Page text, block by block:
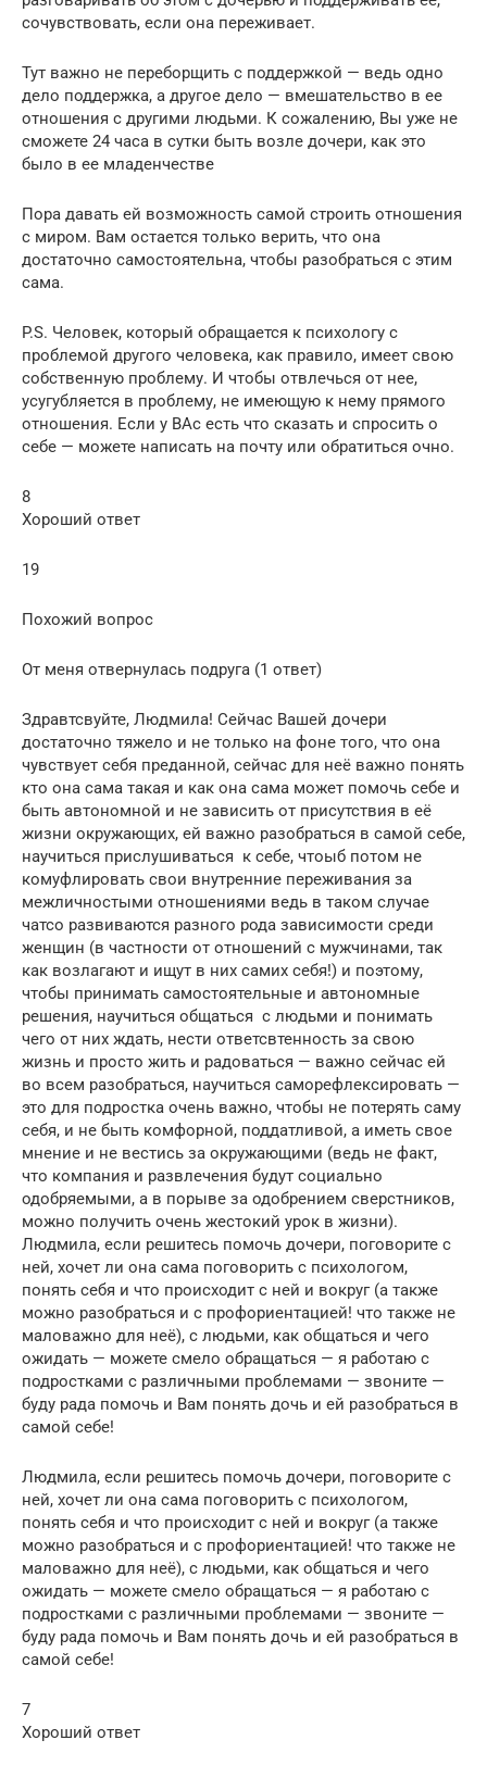
сочувствовать, если она переживает.
Тут важно не переборщить с поддержкой — ведь одно
дело поддержка, а другое дело — вмешательство в ее
отношения с другими людьми. К сожалению, Вы уже не
сможете 24 часа в сутки быть возле дочери, как это
было в ее младенчестве
Пора давать ей возможность самой строить отношения
с миром. Вам остается только верить, что она
достаточно самостоятельна, чтобы разобраться с этим
сама.
P.S. Человек, который обращается к психологу с
проблемой другого человека, как правило, имеет свою
собственную проблему. И чтобы отвлечься от нее,
усугубляется в проблему, не имеющую к нему прямого
отношения. Если у ВАс есть что сказать и спросить о
себе — можете написать на почту или обратиться очно.
8
Хороший ответ
19
Похожий вопрос
От меня отвернулась подруга (1 ответ)
Здравтсвуйте, Людмила! Сейчас Вашей дочери
достаточно тяжело и не только на фоне того, что она
чувствует себя преданной, сейчас для неё важно понять
кто она сама такая и как она сама может помочь себе и
быть автономной и не зависить от присутствия в её
жизни окружающих, ей важно разобраться в самой себе,
научиться прислушиваться к себе, чтоыб потом не
комуфлировать свои внутренние переживания за
межличностыми отношениями ведь в таком случае
чатсо развиваются разного рода зависимости среди
женщин (в частности от отношений с мужчинами, так
как возлагают и ищут в них самих себя!) и поэтому,
чтобы принимать самостоятельные и автономные
решения, научиться общаться с людьми и понимать
чего от них ждать, нести ответсвтенность за свою
жизнь и просто жить и радоваться — важно сейчас ей
во всем разобраться, научиться саморефлексировать —
это для подростка очень важно, чтобы не потерять саму
себя, и не быть комфорной, поддатливой, а иметь свое
мнение и не вестись за окружающими (ведь не факт,
что компания и развлечения будут социально
одобряемыми, а в порыве за одобрением сверстников,
можно получить очень жестокий урок в жизни).
Людмила, если решитесь помочь дочери, поговорите с
ней, хочет ли она сама поговорить с психологом,
понять себя и что происходит с ней и вокруг (а также
можно разобраться и с профориентацией! что также не
маловажно для неё), с людьми, как общаться и чего
ожидать — можете смело обращаться — я работаю с
подростками с различными проблемами — звоните —
буду рада помочь и Вам понять дочь и ей разобраться в
самой себе!
Людмила, если решитесь помочь дочери, поговорите с
ней, хочет ли она сама поговорить с психологом,
понять себя и что происходит с ней и вокруг (а также
можно разобраться и с профориентацией! что также не
маловажно для неё), с людьми, как общаться и чего
ожидать — можете смело обращаться — я работаю с
подростками с различными проблемами — звоните —
буду рада помочь и Вам понять дочь и ей разобраться в
самой себе!
7
Хороший ответ